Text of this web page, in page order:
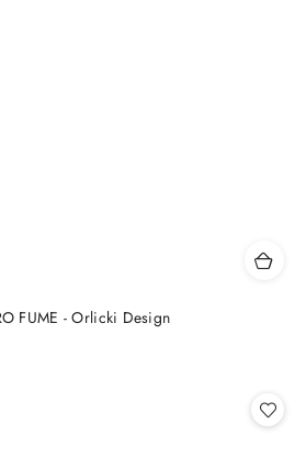
FUME - Orlicki Design